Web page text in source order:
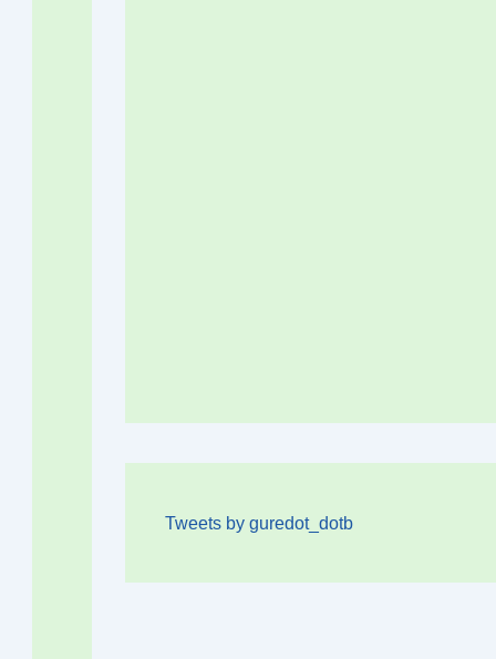
Tweets by guredot_dotb